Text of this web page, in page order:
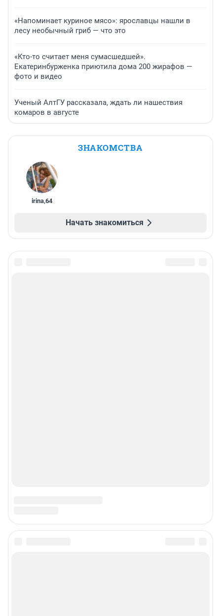
«Напоминает куриное мясо»: ярославцы нашли в
лесу необычный гриб — что это
«Кто-то считает меня сумасшедшей».
Екатеринбурженка приютила дома 200 жирафов —
фото и видео
Ученый АлтГУ рассказала, ждать ли нашествия
комаров в августе
ЗНАКОМСТВА
irina,64
Начать знакомиться